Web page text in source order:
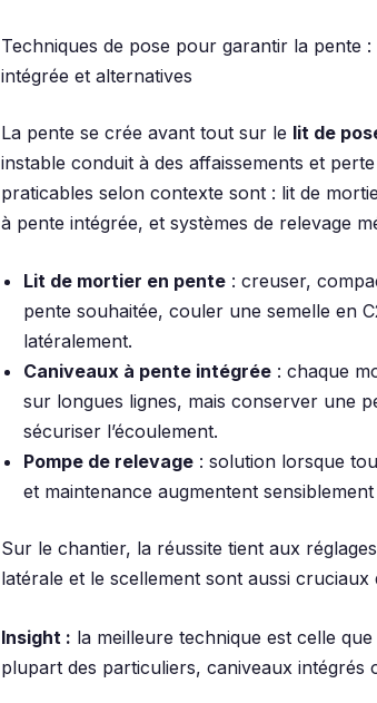
Techniques de pose pour garantir la pente
intégrée et alternatives
La pente se crée avant tout sur le lit de
instable conduit à des affaissements et
praticables selon contexte sont : lit de
à pente intégrée, et systèmes de relevage
Lit de mortier en pente : creuser,
pente souhaitée, couler une semelle en
latéralement.
Caniveaux à pente intégrée : chaque
sur longues lignes, mais conserver une
sécuriser l’écoulement.
Pompe de relevage : solution lorsque
et maintenance augmentent sensiblement
Sur le chantier, la réussite tient aux
latérale et le scellement sont aussi cruciaux
Insight : la meilleure technique est celle
plupart des particuliers, caniveaux